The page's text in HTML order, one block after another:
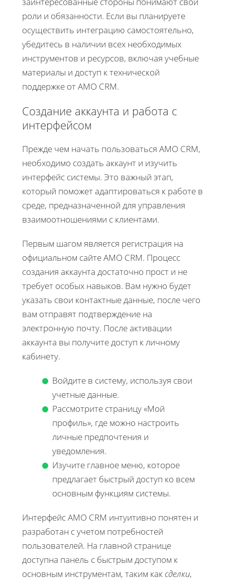
роли и обязанности. Если вы планируете
осуществить интеграцию самостоятельно,
убедитесь в наличии всех необходимых
инструментов и ресурсов, включая учебные
материалы и доступ к технической
поддержке от AMO CRM.
Создание аккаунта и работа с
интерфейсом
Прежде чем начать пользоваться AMO CRM,
необходимо создать аккаунт и изучить
интерфейс системы. Это важный этап,
который поможет адаптироваться к работе в
среде, предназначенной для управления
взаимоотношениями с клиентами.
Первым шагом является регистрация на
официальном сайте AMO CRM. Процесс
создания аккаунта достаточно прост и не
требует особых навыков. Вам нужно будет
указать свои контактные данные, после чего
вам отправят подтверждение на
электронную почту. После активации
аккаунта вы получите доступ к личному
кабинету.
Войдите в систему, используя свои
учетные данные.
Рассмотрите страницу «Мой
профиль», где можно настроить
личные предпочтения и
уведомления.
Изучите главное меню, которое
предлагает быстрый доступ ко всем
основным функциям системы.
Интерфейс AMO CRM интуитивно понятен и
разработан с учетом потребностей
пользователей. На главной странице
доступна панель с быстрым доступом к
основным инструментам, таким каксделки,